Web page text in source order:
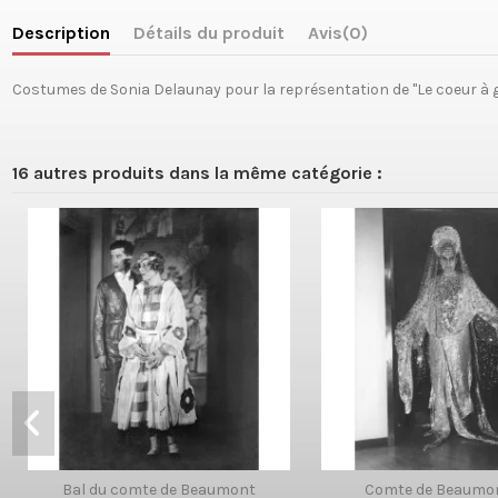
Description Détails du produit Avis(0)
Costumes de Sonia Delaunay pour la représentation de "Le coeur à
16 autres produits dans la même catégorie :
Bal du comte de Beaumont Comte de